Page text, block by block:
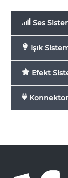
Ses
Işık
Efekt
Konnektor